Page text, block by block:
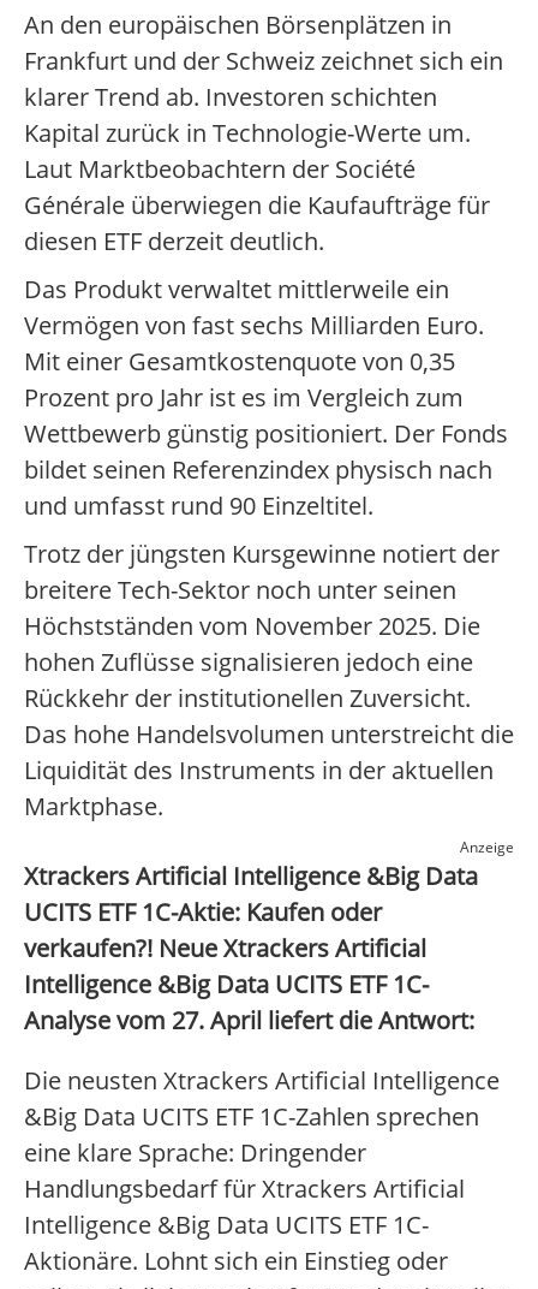
An den europäischen Börsenplätzen in
Frankfurt und der Schweiz zeichnet sich ein
klarer Trend ab. Investoren schichten
Kapital zurück in Technologie-Werte um.
Laut Marktbeobachtern der Société
Générale überwiegen die Kaufaufträge für
diesen ETF derzeit deutlich.
Das Produkt verwaltet mittlerweile ein
Vermögen von fast sechs Milliarden Euro.
Mit einer Gesamtkostenquote von 0,35
Prozent pro Jahr ist es im Vergleich zum
Wettbewerb günstig positioniert. Der Fonds
bildet seinen Referenzindex physisch nach
und umfasst rund 90 Einzeltitel.
Trotz der jüngsten Kursgewinne notiert der
breitere Tech-Sektor noch unter seinen
Höchstständen vom November 2025. Die
hohen Zuflüsse signalisieren jedoch eine
Rückkehr der institutionellen Zuversicht.
Das hohe Handelsvolumen unterstreicht die
Liquidität des Instruments in der aktuellen
Marktphase.
Anzeige
Xtrackers Artificial Intelligence &Big Data
UCITS ETF 1C-Aktie: Kaufen oder
verkaufen?! Neue Xtrackers Artificial
Intelligence &Big Data UCITS ETF 1C-
Analyse vom 27. April liefert die Antwort:
Die neusten Xtrackers Artificial Intelligence
&Big Data UCITS ETF 1C-Zahlen sprechen
eine klare Sprache: Dringender
Handlungsbedarf für Xtrackers Artificial
Intelligence &Big Data UCITS ETF 1C-
Aktionäre. Lohnt sich ein Einstieg oder